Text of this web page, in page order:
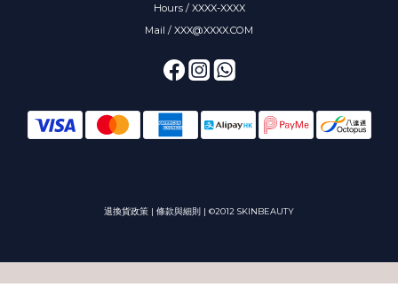
Hours / XXXX-XXXX
Mail / XXX@XXXX.COM
退換貨政策 | 條款與細則 | ©2012 SKINBEAUTY